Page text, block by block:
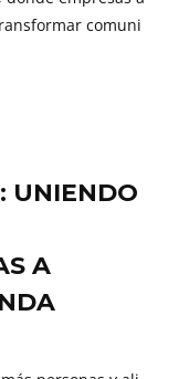
comuni
UNIENDO
A